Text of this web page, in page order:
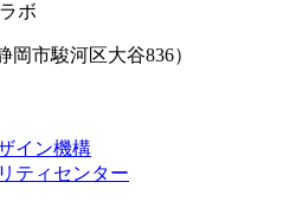
岡市駿河区大谷836）
イン機構
ティセンター